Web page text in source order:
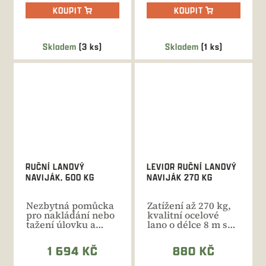
Skladem (3 ks)
KOUPIT
Skladem (1 ks)
KOUPIT
RUČNÍ LANOVÝ
NAVIJÁK, 600 KG
Nezbytná pomůcka
pro nakládání nebo
tažení úlovku a
tažnou...1 694 KČ
LEVIOR RUČNÍ LANOVÝ
NAVIJÁK 270 KG
Zatížení až 270 kg,
kvalitní ocelové
lano o délce 8 m s
880 KČ